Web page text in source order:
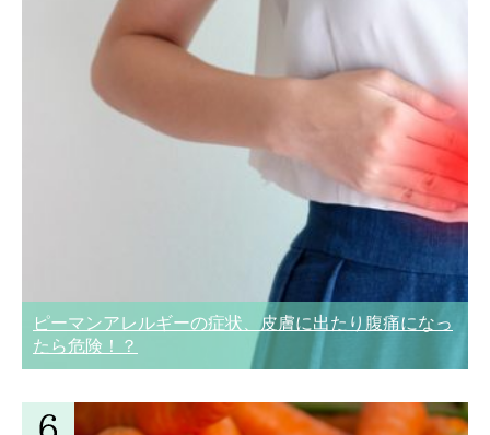
ピーマンアレルギーの症状、皮膚に出たり腹痛になっ
たら危険！？